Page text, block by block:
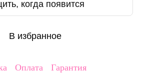
когда появится
В избранное
Оплата Гарантия